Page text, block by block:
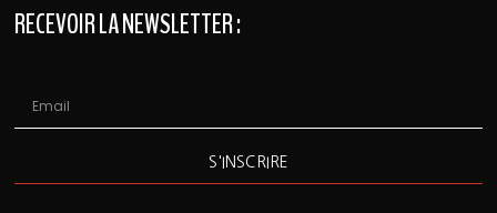
RECEVOIR LA NEWSLETTER :
S'INSCRIRE